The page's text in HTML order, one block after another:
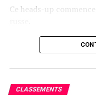
Ce heads-up
Le champagne va réchauffer
CLASSEMENTS